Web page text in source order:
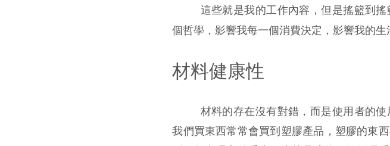
這些就是我的工作內容，但是搖籃到
個哲學，影響我每一個消費決定，影響我的生
材料健康性
材料的存在沒有對錯，而是使用者的
我們買東西常常會買到塑膠產品，塑膠的東